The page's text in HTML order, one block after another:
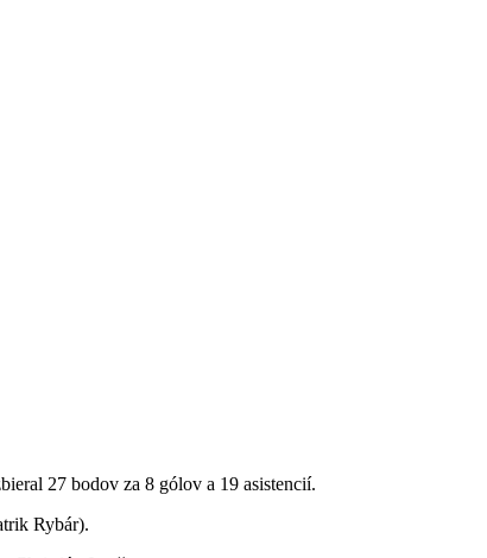
27 bodov za 8 gólov a 19 asistencií.
Rybár).